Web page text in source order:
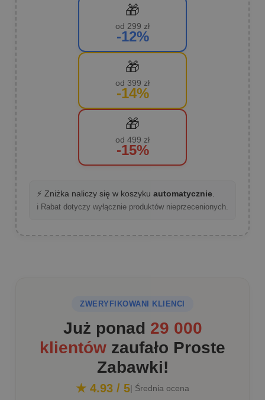
🎁
od 299 zł
-12%
🎁
od 399 zł
-14%
🎁
od 499 zł
-15%
⚡ Zniżka naliczy się w koszyku automatycznie
ℹ️ Rabat dotyczy wyłącznie produktów nieprzecenionych.
ZWERYFIKOWANI KLIENCI
Już ponad 29 000
klientów zaufało Proste
Zabawki!
★ 4.93 / 5| Średnia ocena